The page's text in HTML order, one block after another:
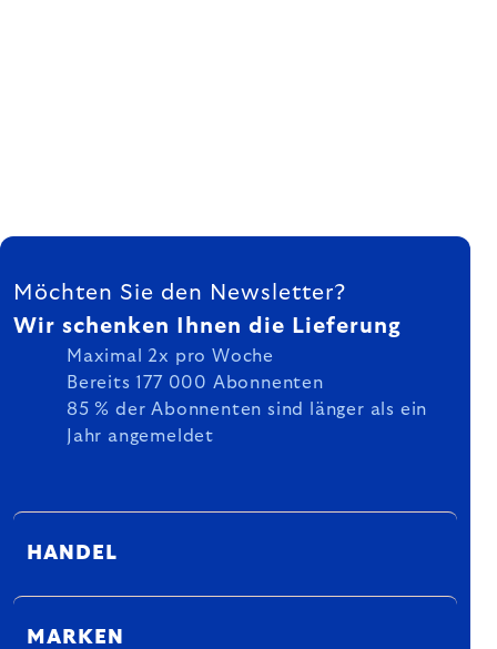
FUSSZEILE
Möchten Sie den Newsletter?
Wir schenken Ihnen die Lieferung
Maximal 2x pro Woche
Bereits 177 000 Abonnenten
85 % der Abonnenten sind länger als ein
Jahr angemeldet
HANDEL
MARKEN